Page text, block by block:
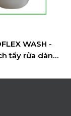
WASH -
tẩy rửa dành
nước